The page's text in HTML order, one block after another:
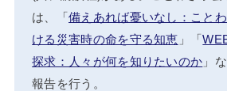
は、「備えあれば憂いなし：こと
ける災害時の命を守る知恵 」「
探求：人々が何を知りたいのか 」
報告を行う。